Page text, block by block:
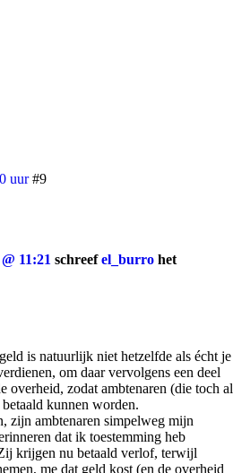
uur #9
11:21 schreefel_burro het
is natuurlijk niet hetzelfde als écht je
om daar vervolgens een deel
overheid, zodat ambtenaren (die toch al
kunnen worden.
zijn ambtenaren simpelweg mijn
dat ik toestemming heb
krijgen nu betaald verlof, terwijl
me dat geld kost (en de overheid